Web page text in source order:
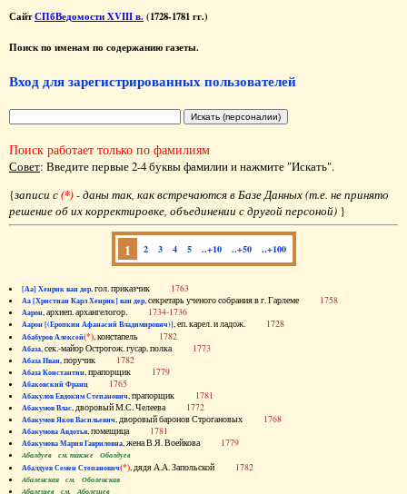
СайтСПбВедомости XVIII в. (1728-1781 гг.)
Поиск по именам по содержанию газеты.
Вход для зарегистрированных пользователей
Поиск работает только по фамилиям
Совет: Введите первые 2-4 буквы фамилии и нажмите "Искать".
{записи с(*)- даны так, как встречаются в Базе Данных (т.е. не принято
решение об их корректировке, объединении с другой персоной) }
1 2 3 4 5 ..+10 ..+50 ..+100
[Аа] Хенрик ван дер, гол. приказчик 1763
Аа [Христиан Карл Хенрик] ван дер, секретарь ученого собрания в г. Гарлеме 1758
Аарон, архиеп. архангелогор. 1734-1736
Аарон [(Еропкин Афанасий Владимирович)], еп. карел. и ладож. 1728
Абабуров Алексей(*), констапель 1782
Абаза, сек.-майор Острогож. гусар. полка 1773
Абаза Иван, поручик 1782
Абаза Константин, прапорщик 1779
Абаковский Франц 1765
Абакулов Евдоким Степанович, прапорщик 1781
Абакумов Влас, дворовый М.С. Челеева 1772
Абакумов Яков Васильевич, дворовый баронов Строгановых 1768
Абакумова Авдотья, помещица 1781
Абакумова Мария Гавриловна, жена В.Я. Воейкова 1779
Абалдуев см. также Оболдуев
Абалдуев Семен Степанович(*), дядя А.А. Запольской 1782
Абаленская см. Оболенская
Абалешев см. Аболешев